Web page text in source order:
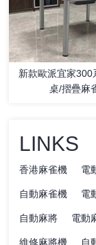
新款歐派宜家300
桌/摺疊麻
LINKS
香港麻雀機 電
自動麻雀機 電
自動麻將 電動
維修麻將機 自